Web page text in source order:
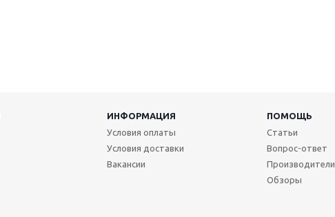
ИНФОРМАЦИЯ
ПОМОЩЬ
Условия оплаты
Условия доставки
Вакансии
Статьи
Вопрос-ответ
Производители
Обзоры